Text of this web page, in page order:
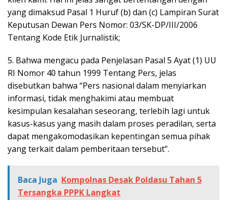
yang dimaksud Pasal 1 Huruf (b) dan (c) Lampiran Surat
Keputusan Dewan Pers Nomor: 03/SK-DP/III/2006
Tentang Kode Etik Jurnalistik;
5. Bahwa mengacu pada Penjelasan Pasal 5 Ayat (1) UU
RI Nomor 40 tahun 1999 Tentang Pers, jelas
disebutkan bahwa “Pers nasional dalam menyiarkan
informasi, tidak menghakimi atau membuat
kesimpulan kesalahan seseorang, terlebih lagi untuk
kasus-kasus yang masih dalam proses peradilan, serta
dapat mengakomodasikan kepentingan semua pihak
yang terkait dalam pemberitaan tersebut”.
Baca Juga Kompolnas Desak Poldasu Tahan 5
Tersangka PPPK Langkat